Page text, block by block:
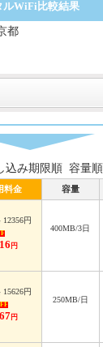
ルWiFi比較結果
都
込み期限順 容量順
料金 容量
円
円
400MB/3日
円
円
250MB/日